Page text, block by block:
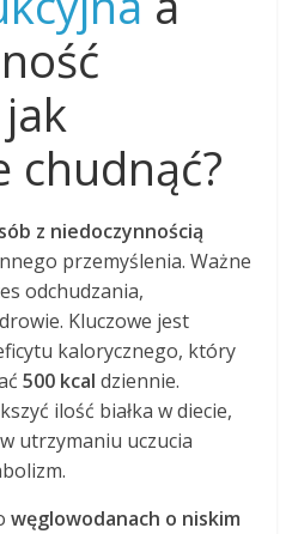
chudnąć?
z niedoczynnością
przemyślenia. Ważne
odchudzania,
Kluczowe jest
kalorycznego, który
500 kcal dziennie.
ilość białka w diecie,
utrzymaniu uczucia
węglowodanach o niskim